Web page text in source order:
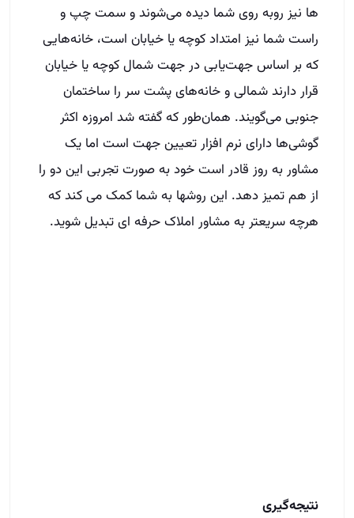
ها نیز روبه روی شما دیده می‌شوند و سمت چپ و
راست شما نیز امتداد کوچه یا خیابان است، خانه‌هایی
که بر اساس جهت‌یابی در جهت شمال کوچه یا خیابان
قرار دارند شمالی و خانه‌های پشت سر را ساختمان
جنوبی می‌گویند. همان‌طور که گفته شد امروزه اکثر
گوشی‌ها دارای نرم افزار تعیین جهت است اما یک
مشاور به روز قادر است خود به صورت تجربی این دو را
از هم تمیز دهد. این روشها به شما کمک می کند که
هرچه سریعتر به مشاور املاک حرفه ای تبدیل شوید.
نتیجه‌گیری